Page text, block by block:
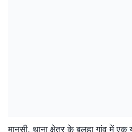
मानसी. थाना क्षेत्र के बलहा गांव में